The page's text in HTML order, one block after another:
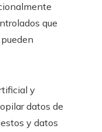
que
y
datos de
y datos